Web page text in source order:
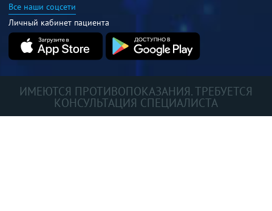
Все наши соцсети
Личный кабинет пациента
ИМЕЮТСЯ ПРОТИВОПОКАЗАНИЯ. ТРЕБУЕТСЯ
КОНСУЛЬТАЦИЯ СПЕЦИАЛИСТА